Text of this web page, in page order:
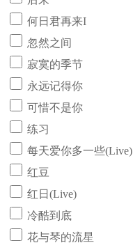
何日君再来I
忽然之间
寂寞的季节
永远记得你
可惜不是你
练习
每天爱你多一些(Live)
红豆
红日(Live)
冷酷到底
花与琴的流星